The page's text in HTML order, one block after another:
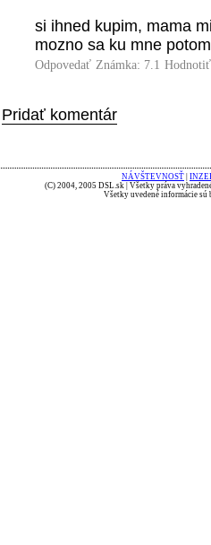
si ihned kupim, mama
mozno sa ku mne
Odpovedať Známka: 7.1
Pridať komentár
NÁVŠTEVNOSŤ
(C) 2004, 2005 DSL.sk | Všetky práva
Všetky uvedené informácie sú